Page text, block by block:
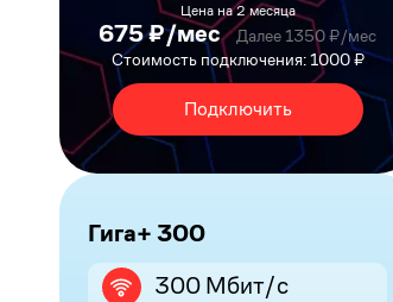
Цена на 2 месяца
675 ₽/мес
Далее 1350 ₽/мес
Стоимость подключения: 1000 ₽
Подключить
Гига+ 300
300 Мбит/с